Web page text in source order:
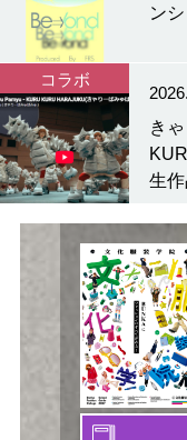
ン
コラボ
き
生